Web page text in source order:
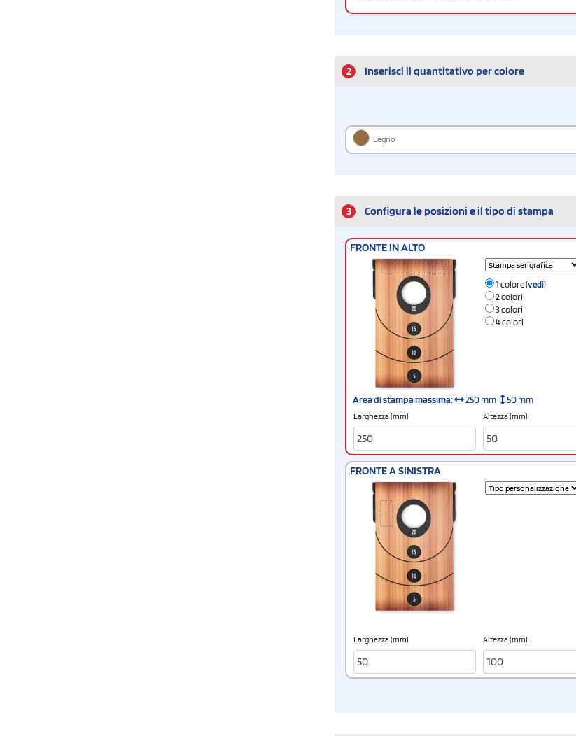
2 Inserisci il quantitativo per colore
Legno
3 Configura le posizioni e il tipo di stampa
FRONTE IN ALTO
1 colore(vedi)
2 colori
3 colori
4 colori
Area di stampa massima: 250 mm 50 mm
Larghezza (mm) Altezza (mm)
FRONTE A SINISTRA
Larghezza (mm) Altezza (mm)